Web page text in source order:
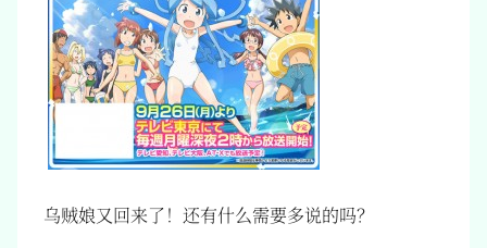
乌贼娘又回来了！还有什么需要多说的吗？